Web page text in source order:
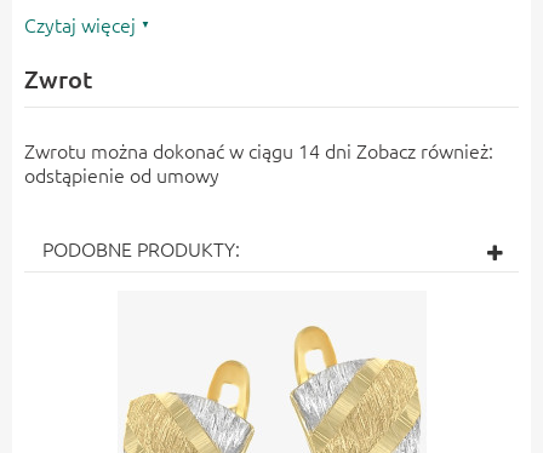
dla każdej kobiety, która szuka niebanalnych, eleganckich
Czytaj więcej
Zwrot
Zwrotu można dokonać w ciągu 14 dni Zobacz również:
odstąpienie od umowy
PODOBNE PRODUKTY: